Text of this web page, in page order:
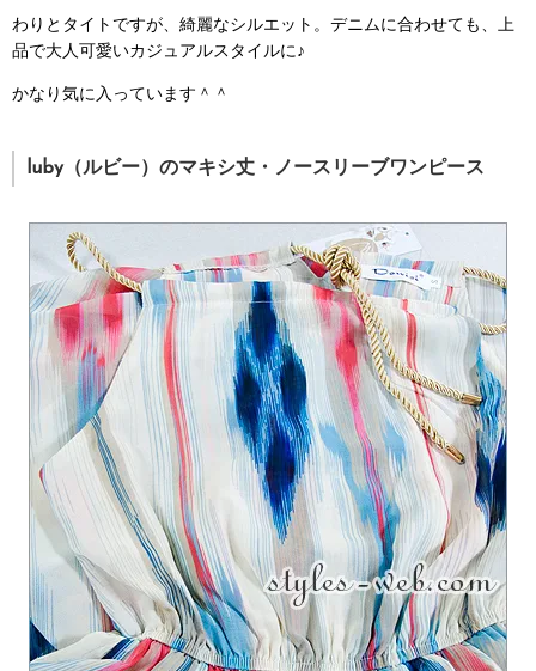
わりとタイトですが、綺麗なシルエット。デニムに合わせても、上
品で大人可愛いカジュアルスタイルに♪
かなり気に入っています＾＾
luby（ルビー）のマキシ丈・ノースリーブワンピース